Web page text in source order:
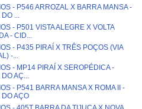
- P546 ARROZAL X BARRA MANSA -
...
- P501 VISTA ALEGRE X VOLTA
- CID...
- P435 PIRAÍ X TRÊS POÇOS (VIA
-...
- MP14 PIRAÍ X SEROPÉDICA -
AÇ...
- P541 BARRA MANSA X ROMA II -
AÇO